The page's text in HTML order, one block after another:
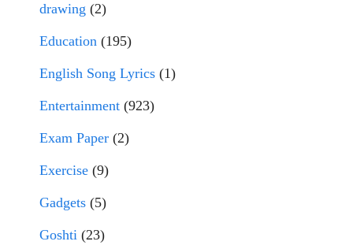
drawing (2)
Education (195)
English Song Lyrics (1)
Entertainment (923)
Exam Paper (2)
Exercise (9)
Gadgets (5)
Goshti (23)